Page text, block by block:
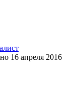
16 апреля 2016